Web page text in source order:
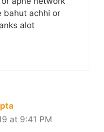
bahut achhi or
alot
at 9:41 PM